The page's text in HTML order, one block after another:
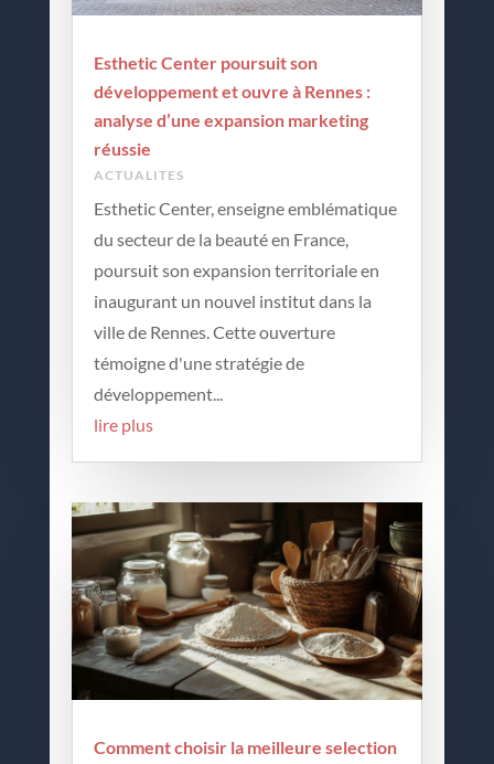
Esthetic Center poursuit son
développement et ouvre à Rennes :
analyse d’une expansion marketing
réussie
ACTUALITES
Esthetic Center, enseigne emblématique
du secteur de la beauté en France,
poursuit son expansion territoriale en
inaugurant un nouvel institut dans la
ville de Rennes. Cette ouverture
témoigne d'une stratégie de
développement...
lire plus
Comment choisir la meilleure selection